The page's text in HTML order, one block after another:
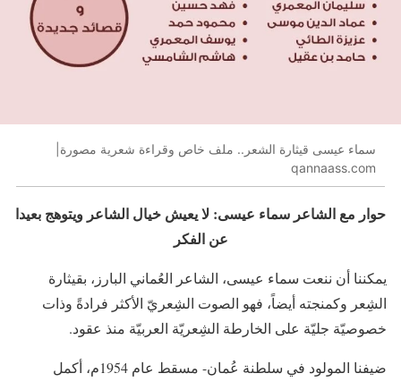
سماء عيسى قيثارة الشعر.. ملف خاص وقراءة شعرية مصورة|
qannaass.com
حوار مع الشاعر سماء عيسى: لا يعيش خيال الشاعر ويتوهج بعيدا
عن الفكر
يمكننا أن ننعت سماء عيسى، الشاعر العُماني البارز، بقيثارة
الشِعر وكمنجته أيضاً، فهو الصوت الشِعريّ الأكثر فرادةً وذات
خصوصيّة جليّة على الخارطة الشِعريّة العربيّة منذ عقود.
ضيفنا المولود في سلطنة عُمان- مسقط عام 1954م، أكمل